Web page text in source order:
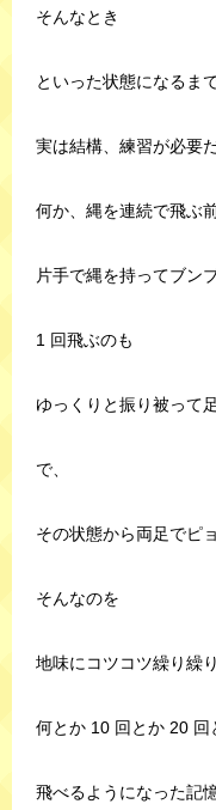
そんなとき
といった状態になるま
実は結構、練習が必要
何か、縄を連続で飛ぶ
片手で縄を持ってブン
1 回飛ぶのも
ゆっくりと振り被って
で、
その状態から両足でピ
そんなのを
地味にコツコツ繰り繰
何とか 10 回とか 20 回
飛べるようになった記